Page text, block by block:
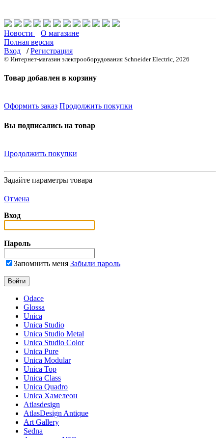
Новости
О магазине
Полная версия
Вход
/ Регистрация
© Интернет-магазин электрооборудования Schneider Electric, 2026
Товар добавлен в корзину
Оформить заказ Продолжить покупки
Вы подписались на товар
Продолжить покупки
Задайте параметры товара
Отмена
Вход
Пароль
Запомнить меня Забыли пароль
Odace
Glossa
Unica
Unica Studio
Unica Studio Metal
Unica Studio Color
Unica Pure
Unica Modular
Unica Top
Unica Class
Unica Quadro
Unica Хамелеон
Atlasdesign
AtlasDesign Antique
Art Gallery
Sedna